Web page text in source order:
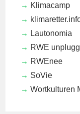
Klimacamp
Lautonomia
RWE
RWEnee
SoVie
Wortkulturen